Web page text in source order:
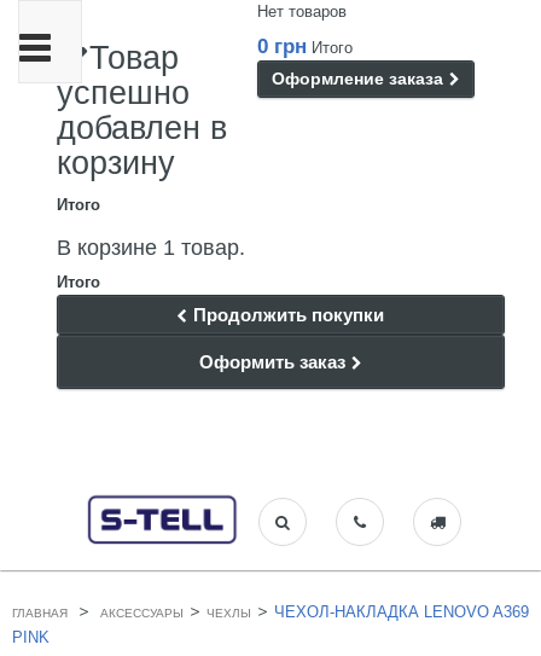
Нет товаров
0 грн Итого
Оформление заказа
Товар
успешно
добавлен в
корзину
Итого
В корзине 1 товар.
Итого
Продолжить покупки
Оформить заказ
Переключить
навигации
ГЛАВНАЯ > АКСЕССУАРЫ > ЧЕХЛЫ > ЧЕХОЛ-НАКЛАДКА LENOVO A369
PINK